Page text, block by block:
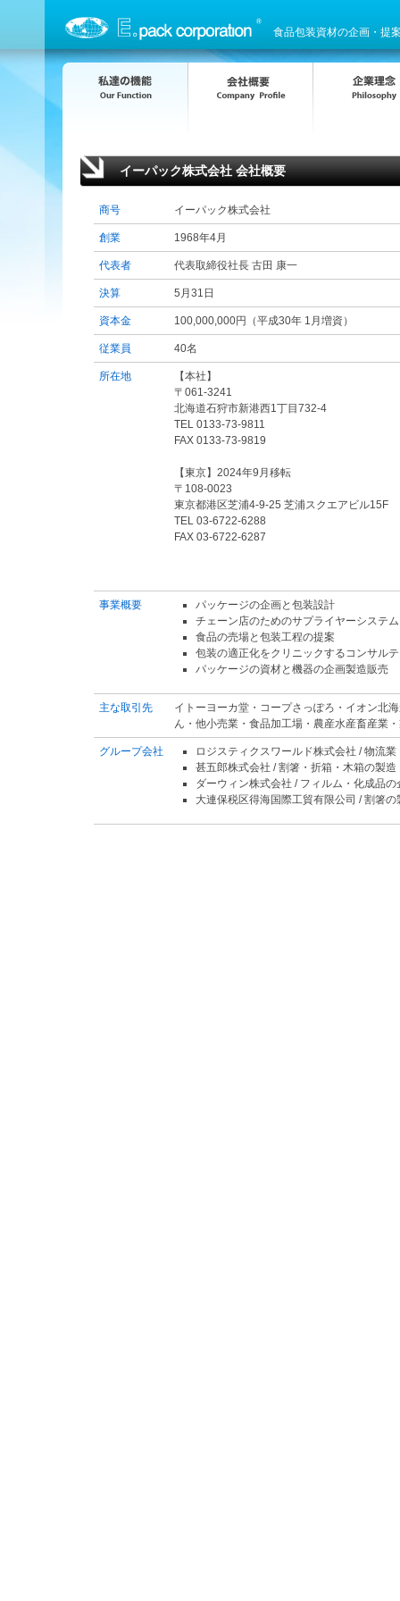
食品包装資材の企画・提
イーパック株式会社 会社概要
商号 イーパック株式会社
創業 1968年4月
代表者 代表取締役社長 古田 康一
決算 5月31日
資本金 100,000,000円（平成30年 1月増資）
従業員 40名
所在地
【本社】
〒061-3241
北海道石狩市新港西1丁目732-4
TEL 0133-73-9811
FAX 0133-73-9819
【東京】2024年9月移転
〒108-0023
東京都港区芝浦4-9-25 芝浦スクエアビル15F
TEL 03-6722-6288
FAX 03-6722-6287
事業概要
パッケージの企画と包装設計
チェーン店のためのサプライヤーシステム
食品の売場と包装工程の提案
包装の適正化をクリニックするコンサル
パッケージの資材と機器の企画製造販売
主な取引先
イトーヨーカ堂・コープさっぽろ・イオン北
ん・他小売業・食品加工場・農産水産畜産業
グループ会社
ロジスティクスワールド株式会社 / 物流業
甚五郎株式会社 / 割箸・折箱・木箱の製造
ダーウィン株式会社 / フィルム・化成品の
大連保税区得海国際工貿有限公司 / 割箸